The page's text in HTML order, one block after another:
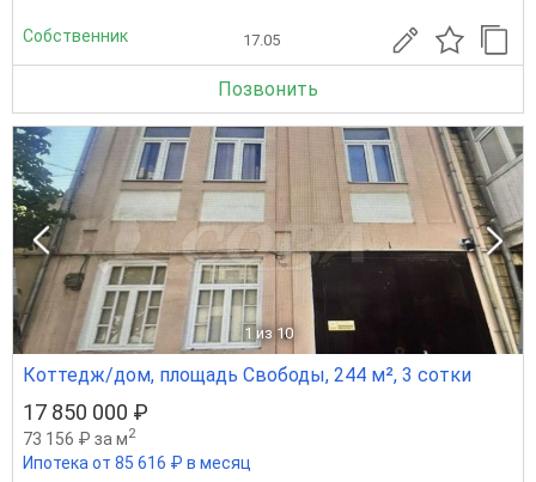
Собственник 17.05
Позвонить
1 из 10
Коттедж/дом, площадь Свободы, 244 м², 3 сотки
17 850 000 ₽
73 156 ₽ за м2
Ипотека от 85 616 ₽ в месяц